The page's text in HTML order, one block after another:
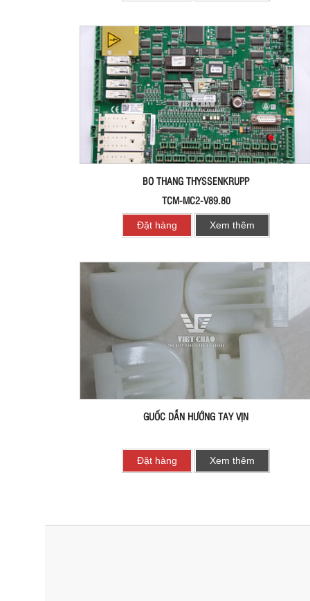
BO THANG THYSSENKRUPP
TCM-MC2-V89.80
Đặt hàng Xem thêm
GUỐC DẪN HƯỚNG TAY VỊN
Đặt hàng Xem thêm